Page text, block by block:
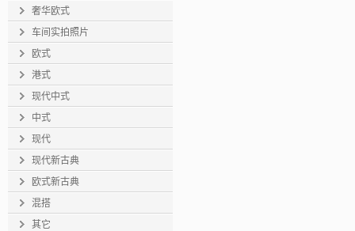
奢华欧式
车间实拍照片
欧式
港式
现代中式
中式
现代
现代新古典
欧式新古典
混搭
其它